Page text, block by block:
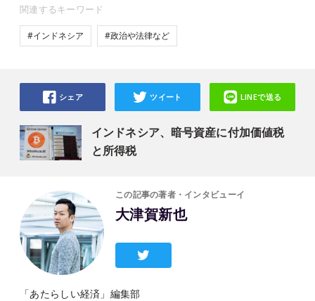
関連するキーワード
#インドネシア #政治や法律など
インドネシア、暗号資産に付加価値税
と所得税
シェア ツイート LINEで送る
この記事の著者・インタビューイ
大津賀新也
「あたらしい経済」編集部